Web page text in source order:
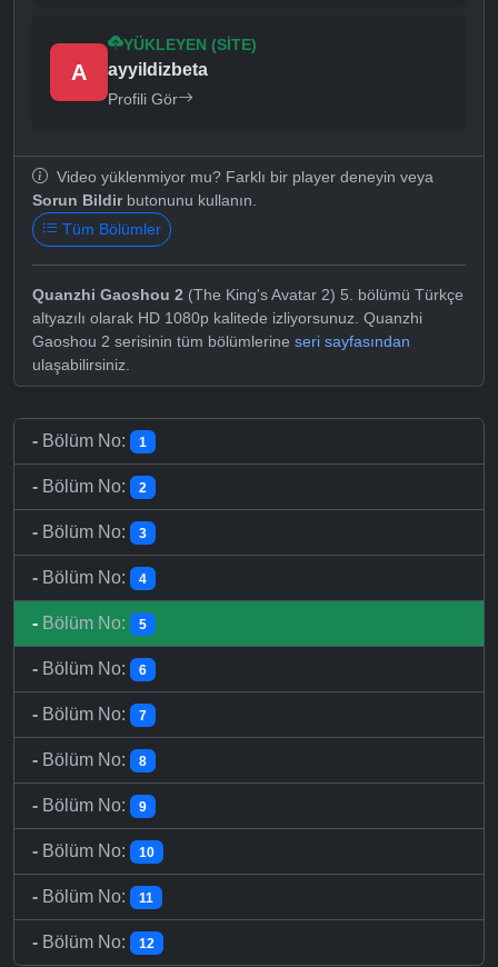
A
YÜKLEYEN (SITE)
ayyildizbeta
Profili Gör
Video yüklenmiyor mu? Farklı bir player deneyin veya
Sorun Bildirbutonunu kullanın.
Tüm Bölümler
Quanzhi Gaoshou 2 (The King's Avatar 2) 5. bölümü Türkçe
altyazılı olarak HD 1080p kalitede izliyorsunuz. Quanzhi
Gaoshou 2 serisinin tüm bölümlerine seri sayfasından
ulaşabilirsiniz.
- Bölüm No: 1
- Bölüm No: 2
- Bölüm No: 3
- Bölüm No: 4
- Bölüm No: 5
- Bölüm No: 6
- Bölüm No: 7
- Bölüm No: 8
- Bölüm No: 9
- Bölüm No: 10
- Bölüm No: 11
- Bölüm No: 12